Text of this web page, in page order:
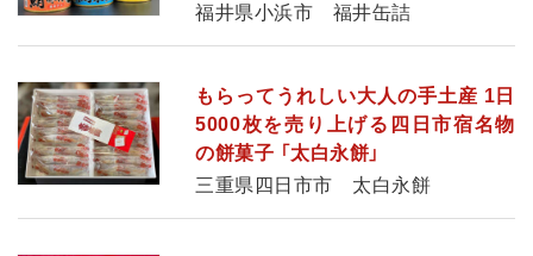
福井県小浜市 福井缶詰
もらってうれしい大人の手土産 1日
5000枚を売り上げる四日市宿名物
の餅菓子 「太白永餅」
三重県四日市市 太白永餅